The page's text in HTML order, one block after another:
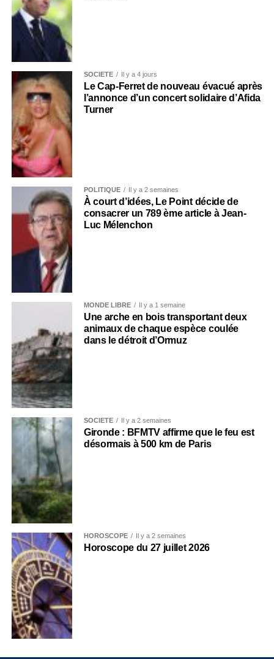
SOCIÉTÉ Il y a 4 jours
Le Cap-Ferret de nouveau évacué après
l’annonce d’un concert solidaire d’Afida
Turner
POLITIQUE Il y a 2 semaines
À court d’idées, Le Point décide de
consacrer un 789 ème article à Jean-
Luc Mélenchon
MONDE LIBRE Il y a 1 semaine
Une arche en bois transportant deux
animaux de chaque espèce coulée
dans le détroit d’Ormuz
SOCIÉTÉ Il y a 2 semaines
Gironde : BFMTV affirme que le feu est
désormais à 500 km de Paris
HOROSCOPE Il y a 2 semaines
Horoscope du 27 juillet 2026